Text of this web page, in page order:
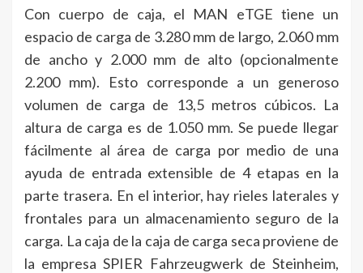
Con cuerpo de caja, el MAN eTGE tiene un
espacio de carga de 3.280 mm de largo, 2.060 mm
de ancho y 2.000 mm de alto (opcionalmente
2.200 mm). Esto corresponde a un generoso
volumen de carga de 13,5 metros cúbicos. La
altura de carga es de 1.050 mm. Se puede llegar
fácilmente al área de carga por medio de una
ayuda de entrada extensible de 4 etapas en la
parte trasera. En el interior, hay rieles laterales y
frontales para un almacenamiento seguro de la
carga. La caja de la caja de carga seca proviene de
la empresa SPIER Fahrzeugwerk de Steinheim,